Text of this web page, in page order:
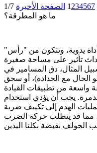
1 234567 الصفحة الأخيرة 1/7
ما هو المطرقة؟
يدوية، وتتكون من "رأس"
تأثير على مساحة صغيرة
المثال، دق المسامير في
الحال مع الحدادة)، أو سحق
من تطبيقات القيادة
يجب أن يؤدي استخدام
الهدم إلى تكييف ضربة
مما قد يتطلب حركة الضرب